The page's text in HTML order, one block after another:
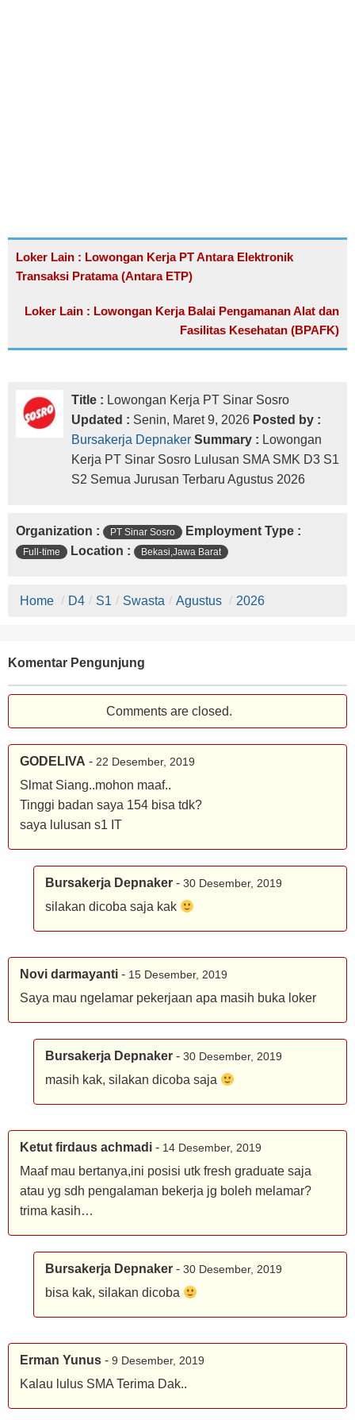
Loker Lain : Lowongan Kerja PT Antara Elektronik
Transaksi Pratama (Antara ETP)
Loker Lain : Lowongan Kerja Balai Pengamanan Alat dan
Fasilitas Kesehatan (BPAFK)
Title : Lowongan Kerja PT Sinar Sosro
Updated : Senin, Maret 9, 2026 Posted by :
Bursakerja Depnaker Summary : Lowongan
Kerja PT Sinar Sosro Lulusan SMA SMK D3 S1
S2 Semua Jurusan Terbaru Agustus 2026
Organization : PT Sinar Sosro Employment Type :
Full-time Location : Bekasi,Jawa Barat
Home / D4 / S1 / Swasta / Agustus / 2026
Komentar Pengunjung
Comments are closed.
GODELIVA - 22 Desember, 2019
Slmat Siang..mohon maaf..
Tinggi badan saya 154 bisa tdk?
saya lulusan s1 IT
Bursakerja Depnaker - 30 Desember, 2019
silakan dicoba saja kak
Novi darmayanti - 15 Desember, 2019
Saya mau ngelamar pekerjaan apa masih buka loker
Bursakerja Depnaker - 30 Desember, 2019
masih kak, silakan dicoba saja
Ketut firdaus achmadi - 14 Desember, 2019
Maaf mau bertanya,ini posisi utk fresh graduate saja
atau yg sdh pengalaman bekerja jg boleh melamar?
trima kasih…
Bursakerja Depnaker - 30 Desember, 2019
bisa kak, silakan dicoba
Erman Yunus - 9 Desember, 2019
Kalau lulus SMA Terima Dak..